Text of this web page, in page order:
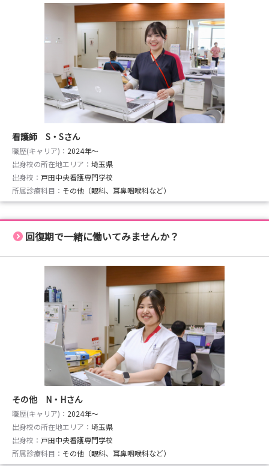
･･━━･･━━･･━━･･━━･･
【交通費最大2万円補助!回復期看護の専門性に触れるイン
ターンシップ】
■開催日時
7月21日(火)～9月4日(金) の平日 8:45‐13:00
回復期病院での看護をより深く知っていただくため、当日
は先輩看護師のもとでシャドーイングを通して病院の雰囲
交通費の支給がありますので遠方の方も是非この機会にご
検討ください！
･･━━･･━━･･━━･･━━･･
【所要時間2時間以内/病院説明会・見学会(対面型)】28
年,27年卒向け
実際に病院にお越しいただくプログラムです。
7月22日(水)～9月4日(金)10:00～12:00
※開催日の詳細は申込みページの一覧にてご確認くださ
■ 当日の流れ
1．病院の概要説明
2．院内見学
※ユカリアタッチ（電子ピクトグラム）体験もできます
･･━━･･━━･･━━･･━━･･
【いつでもどこでも気軽に視聴可 WEB説明会】
申し込み後に送られてくる専用URLから動画を視聴してい
ただくプログラムです。
■動画 約30分
看護師 S・Sさん
職歴(キャリア)： 2024年〜
出身校の所在地エリア： 埼玉県
出身校： 戸田中央看護専門学校
所属診療科目： その他（眼科、耳鼻咽喉科など）
回復期で一緒に働いてみませんか？
その他 N・Hさん
職歴(キャリア)： 2024年〜
出身校の所在地エリア： 埼玉県
出身校： 戸田中央看護専門学校
所属診療科目： その他（眼科、耳鼻咽喉科など）